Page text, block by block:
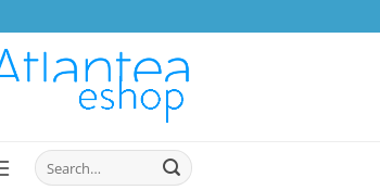
Search
for: